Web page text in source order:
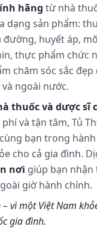
hãng từ nhà
dạng sản phẩm:
huyết áp,
thực phẩm chức
chăm sóc sắc
ngoài nước.
thuốc và dược sĩ
và tận tâm, Tủ
bạn trong
cho cả gia đình.
nơi giúp bạn nhận
giờ hành chính.
– vì một Việt Nam
gia đình.